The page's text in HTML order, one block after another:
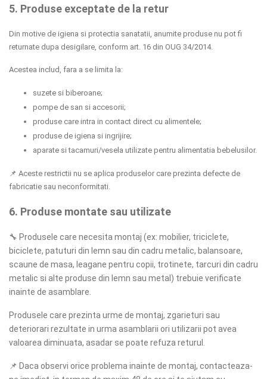
5. Produse exceptate de la retur
Din motive de igiena si protectia sanatatii, anumite produse nu pot fi
returnate dupa desigilare, conform art. 16 din OUG 34/2014.
Acestea includ, fara a se limita la:
suzete si biberoane;
pompe de san si accesorii;
produse care intra in contact direct cu alimentele;
produse de igiena si ingrijire;
aparate si tacamuri/vesela utilizate pentru alimentatia bebelusilor.
📌 Aceste restrictii nu se aplica produselor care prezinta defecte de
fabricatie sau neconformitati.
6. Produse montate sau utilizate
🔧 Produsele care necesita montaj (ex: mobilier, triciclete,
biciclete, patuturi din lemn sau din cadru metalic, balansoare,
scaune de masa, leagane pentru copii, trotinete, tarcuri din cadru
metalic si alte produse din lemn sau metal) trebuie verificate
inainte de asamblare.
Produsele care prezinta urme de montaj, zgarieturi sau
deteriorari rezultate in urma asamblarii ori utilizarii pot avea
valoarea diminuata, asadar se poate refuza returul.
📌 Daca observi orice problema inainte de montaj, contacteaza-